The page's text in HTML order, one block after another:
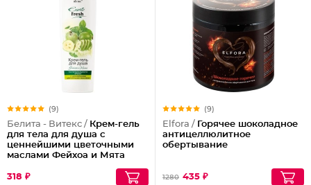
(9)
Белита - Витекс / Крем-гель
для тела для душа с
ценнейшими цветочными
маслами Фейхоа и Мята
318 ₽
(9)
Elfora / Горячее шоколадное
антицеллюлитное
обертывание
1280 435 ₽